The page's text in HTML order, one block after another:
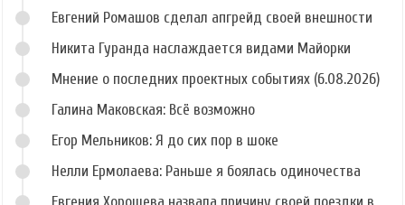
Евгений Ромашов сделал апгрейд своей внешности
Никита Гуранда наслаждается видами Майорки
Мнение о последних проектных событиях (6.08.2026)
Галина Маковская: Всё возможно
Егор Мельников: Я до сих пор в шоке
Нелли Ермолаева: Раньше я боялась одиночества
Евгения Хорошева назвала причину своей поездки в